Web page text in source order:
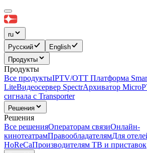
ru
Русский
English
Продукты
Продукты
Все продуктыIPTV/OTT Платформа
LiteВидеосервер SpectrАрхиватор
сигнала с Transporter
Решения
Решения
Все решенияОператорам связиОнлайн-
кинотеатрамПравообладателямДля
HoReCaПроизводителям ТВ и приставок